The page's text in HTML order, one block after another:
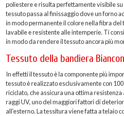
poliestere e risulta perfettamente visibile
tessuto passa al finissaggio dove un forno
in modo permanente il colore nella fibra
lavabile e resistente alle intemperie. Ti
in modo da rendere il tessuto ancora più
Tessuto della bandiera
In effetti il tessuto è la componente più
tessuto è realizzato esclusivamente con
riciclato, che assicura una ottima
raggi UV, uno del maggiori fattori di
all'esterno. La tessitura viene fatta a telaio